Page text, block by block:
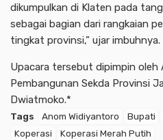
dikumpulkan di Klaten pada
sebagai bagian dari rangkaian
tingkat provinsi,” ujar imbuhnya.
Upacara tersebut dipimpin oleh
Pembangunan Sekda Provinsi
Dwiatmoko.*
Tags Anom Widiyantoro Bupati
Koperasi
Koperasi Merah Putih